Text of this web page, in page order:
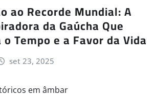
ao Recorde Mundial: A
da Gaúcha Que
Tempo e a Favor da Vida
set 23, 2025